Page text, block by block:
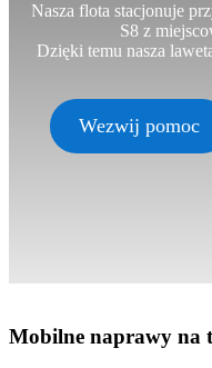
Nasza flota stacjonuje
S8 z
Dzięki temu nasza
Wezwij pomoc
Mobilne naprawy na